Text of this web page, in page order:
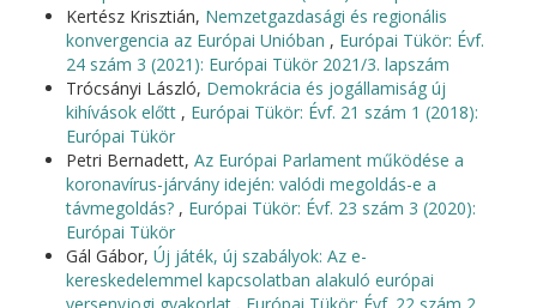
Kertész Krisztián, Nemzetgazdasági és regionális
konvergencia az Európai Unióban , Európai Tükör: Évf.
24 szám 3 (2021): Európai Tükör 2021/3. lapszám
Trócsányi László, Demokrácia és jogállamiság új
kihívások előtt , Európai Tükör: Évf. 21 szám 1 (2018):
Európai Tükör
Petri Bernadett, Az Európai Parlament működése a
koronavírus-járvány idején: valódi megoldás-e a
távmegoldás? , Európai Tükör: Évf. 23 szám 3 (2020):
Európai Tükör
Gál Gábor, Új játék, új szabályok: Az e-
kereskedelemmel kapcsolatban alakuló európai